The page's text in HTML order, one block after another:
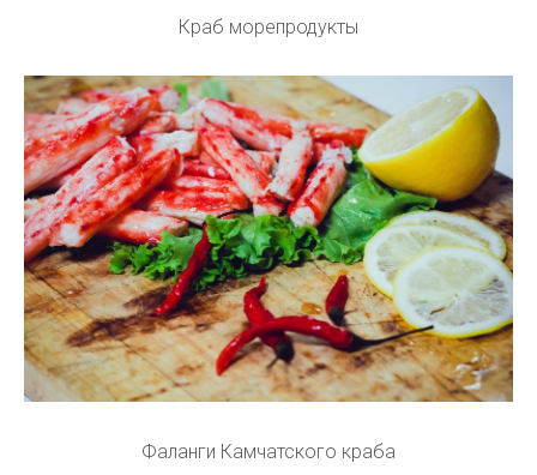
Краб морепродукты
Фаланги Камчатского краба